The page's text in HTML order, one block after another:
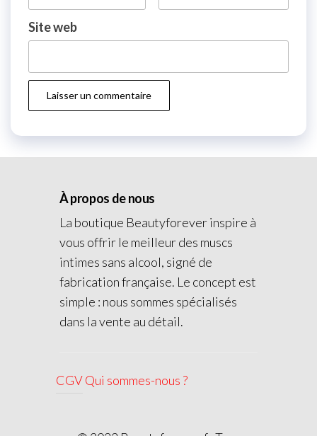
Site web
À propos de nous
La boutique Beautyforever inspire à
vous offrir le meilleur des muscs
intimes sans alcool, signé de
fabrication française. Le concept est
simple : nous sommes spécialisés
dans la vente au détail.
CGVQui sommes-nous ?